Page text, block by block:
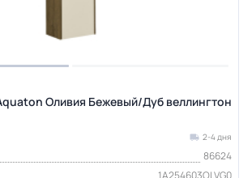
Оливия Бежевый/Дуб веллингтон
2-4 дня
86624